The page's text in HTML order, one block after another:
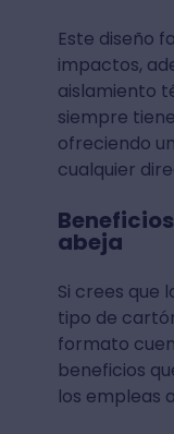
Este diseño
impactos,
aislamiento
siempre
ofreciendo
cualquier
abeja
Si crees que
tipo de
formato
beneficios
los empleas